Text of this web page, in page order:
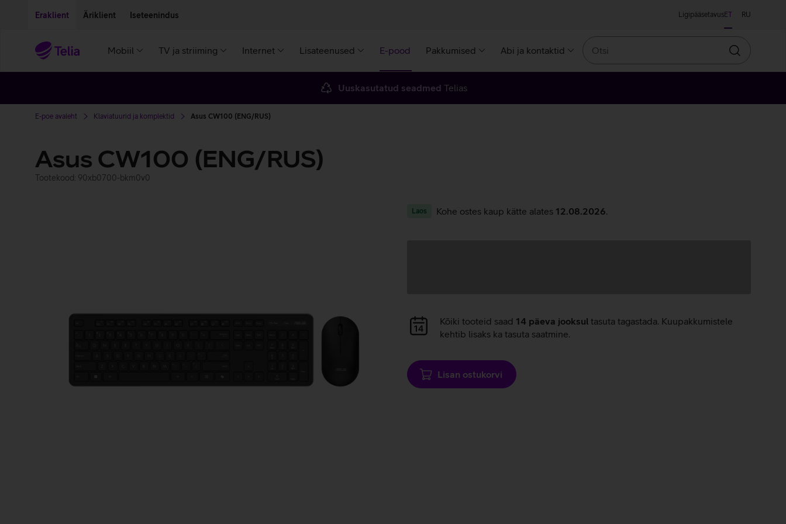
Eraklient Äriklient Iseteenindus LigipääsetavusET RU
Mobiil TV ja striiming Internet Lisateenused E-pood Pakkumised Abi ja kontaktid
Otsin
Uuskasutatud seadmed Telias
E-poe avaleht Klaviatuurid ja komplektid Asus CW100 (ENG/RUS)
Asus CW100 (ENG/RUS)
Tootekood: 90xb0700-bkm0v0
Laos Kohe ostes kaup kätte alates 12.08.2026
Andmete
laadimine
Kõiki tooteid saad 14 päeva jooksul tasuta tagastada. Kuupakkumistele
kehtib lisaks ka tasuta saatmine.
Lisan ostukorvi